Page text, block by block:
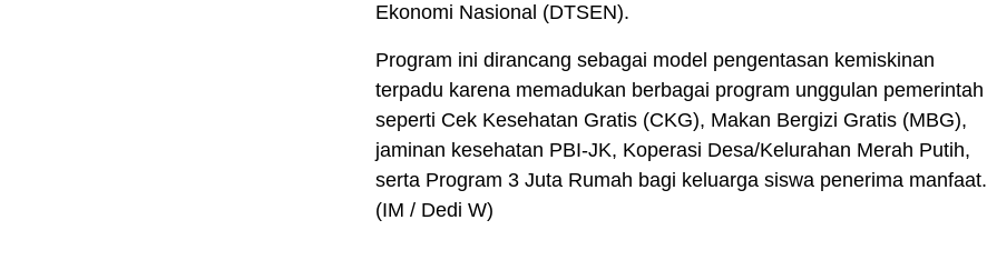
Ekonomi Nasional (DTSEN).
Program ini dirancang sebagai model pengentasan kemiskinan
terpadu karena memadukan berbagai program unggulan pemerintah
seperti Cek Kesehatan Gratis (CKG), Makan Bergizi Gratis (MBG),
jaminan kesehatan PBI-JK, Koperasi Desa/Kelurahan Merah Putih,
serta Program 3 Juta Rumah bagi keluarga siswa penerima manfaat.
(IM / Dedi W)